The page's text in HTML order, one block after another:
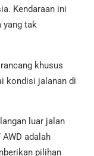
Kendaraan ini
yang tak
khusus
kondisi jalanan di
luar jalan
AWD adalah
pilihan